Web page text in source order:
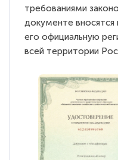
требованиями
документе
его официальную
всей территории